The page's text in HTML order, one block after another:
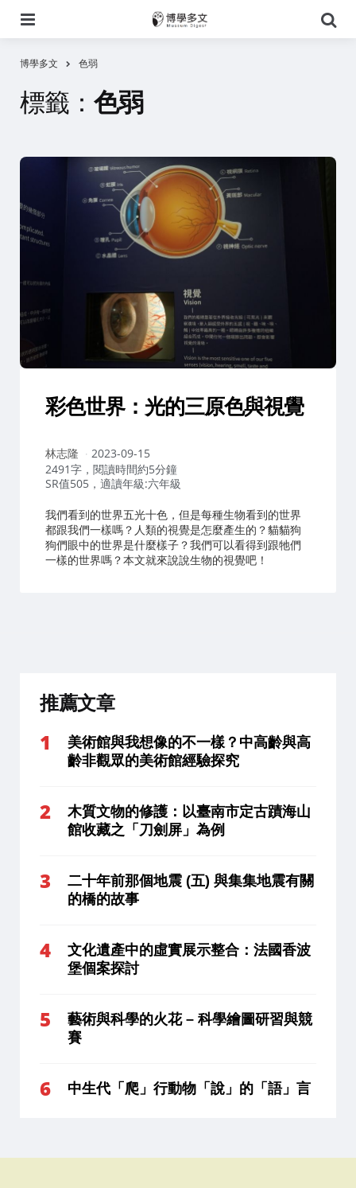
尋
博學多文 色弱
標籤： 色弱
彩色世界：光的三原色與視覺
作
者：
林志隆
2023-09-15
2491字，閱讀時間約5分鐘
SR值505，適讀年級:六年級
我們看到的世界五光十色，但是每種生物看到的世界
都跟我們一樣嗎？人類的視覺是怎麼產生的？貓貓狗
狗們眼中的世界是什麼樣子？我們可以看得到跟牠們
一樣的世界嗎？本文就來說說生物的視覺吧！
推薦文章
美術館與我想像的不一樣？中高齡與高
齡非觀眾的美術館經驗探究
木質文物的修護：以臺南市定古蹟海山
館收藏之「刀劍屏」為例
二十年前那個地震 (五) 與集集地震有關
的橋的故事
文化遺產中的虛實展示整合：法國香波
堡個案探討
藝術與科學的火花 – 科學繪圖研習與競
賽
中生代「爬」行動物「說」的「語」言